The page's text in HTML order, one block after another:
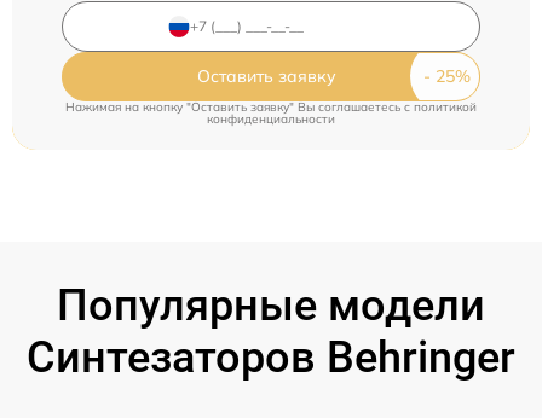
Оставить заявку
Нажимая на кнопку "Оставить заявку" Вы соглашаетесь cполитикой
конфиденциальности
Популярные модели
Синтезаторов Behringer